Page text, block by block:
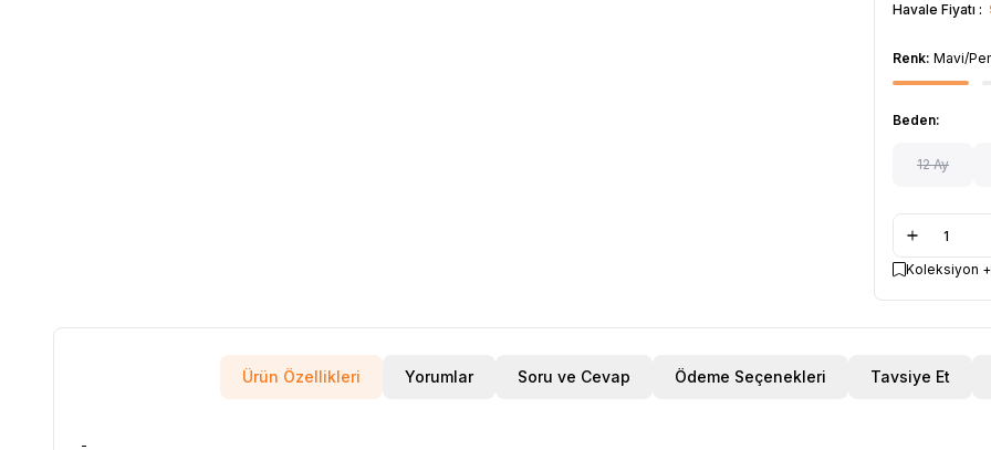
Havale Fiyatı :
Renk: Mavi/
Beden:
12 Ay
Koleksiyon +
Ürün Özellikleri Yorumlar Soru ve Cevap Ödeme Seçenekleri Tavsiye Et
-